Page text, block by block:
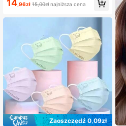
powiednia do codziennego noszeni
innych, oddychająca jednorazowa
maseczka, biała/czarna/szara, bez
barwników, bez zapachu, inne kolo
ry mogą mieć lekki zapach po wietr
zeniu (biała 200 szt./czarna 200 sz
t./szara 200 szt. to bestsellery, pole
cane), szkoła
14,96zł 15,00złnajniższa cena
Zaoszczędź 0,09zł